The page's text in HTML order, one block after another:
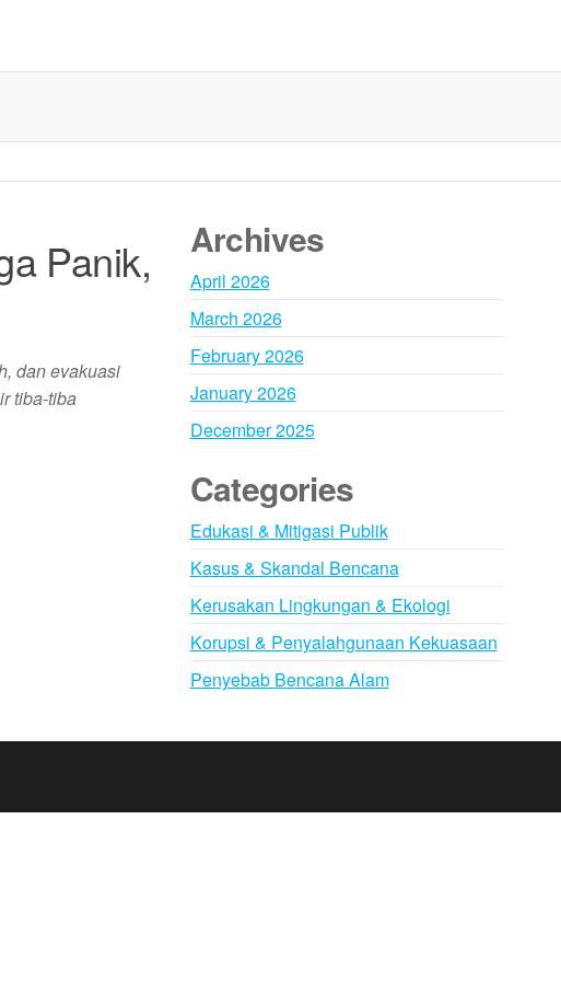
Panik,
dan evakuasi
tiba-tiba
Archives
April 2026
March 2026
February 2026
January 2026
December 2025
Categories
Edukasi & Mitigasi Publik
Kasus & Skandal Bencana
Kerusakan Lingkungan & Ekologi
Korupsi & Penyalahgunaan Kekuasaan
Penyebab Bencana Alam